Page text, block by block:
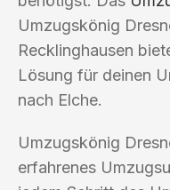
Umzugskönig
Recklinghausen
Lösung für deinen
nach Elche.
Umzugskönig
erfahrenes